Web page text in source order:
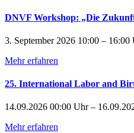
DNVF Workshop: „Die
3. September 2026 10:00 –
Mehr erfahren
25. International Labor and
14.09.2026 00:00 Uhr –
Mehr erfahren